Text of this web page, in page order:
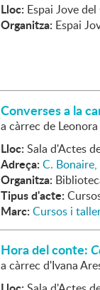
Lloc: Espai Jove
Organitza: Espai
Converses a la
a càrrec de
Lloc: Sala d'Actes
Adreça: C. Bonaire,
Organitza:
Tipus d'acte:
Marc: Cursos i
Hora del conte:
a càrrec d'Ivana